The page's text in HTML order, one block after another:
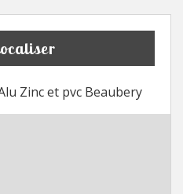
Zinc et pvc Beaubery